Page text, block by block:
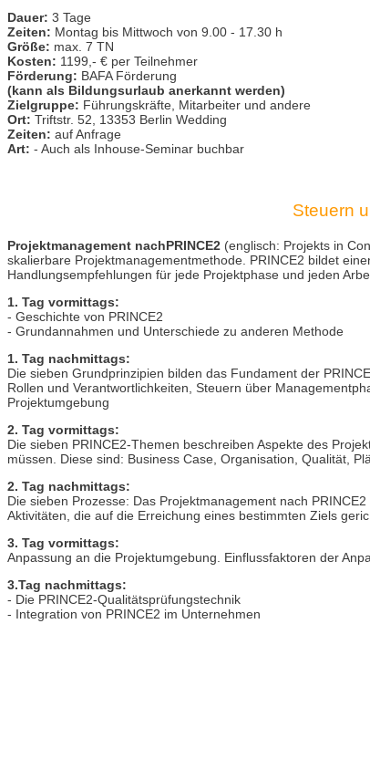
Dauer: 3 Tage
Zeiten: Montag bis Mittwoch von 9.00 - 17.30 h
Größe: max. 7 TN
Kosten: 1199,- € per Teilnehmer
Förderung: BAFA Förderung
(kann als Bildungsurlaub anerkannt werden)
Zielgruppe: Führungskräfte, Mitarbeiter und andere
Ort: Triftstr. 52, 13353 Berlin Wedding
Zeiten: auf Anfrage
Art: - Auch als Inhouse-Seminar buchbar
Steuern
Projektmanagement nachPRINCE2 (englisch: Projekts in
skalierbare Projektmanagementmethode. PRINCE2 bildet
Handlungsempfehlungen für jede Projektphase und jeden
1. Tag vormittags:
- Geschichte von PRINCE2
- Grundannahmen und Unterschiede zu anderen Methode
1. Tag nachmittags:
Die sieben Grundprinzipien bilden das Fundament der
Rollen und Verantwortlichkeiten, Steuern über
Projektumgebung
2. Tag vormittags:
Die sieben PRINCE2-Themen beschreiben Aspekte des
müssen. Diese sind: Business Case, Organisation, Qualität,
2. Tag nachmittags:
Die sieben Prozesse: Das Projektmanagement nach
Aktivitäten, die auf die Erreichung eines bestimmten Ziels
3. Tag vormittags:
Anpassung an die Projektumgebung. Einflussfaktoren der
3.Tag nachmittags:
- Die PRINCE2-Qualitätsprüfungstechnik
- Integration von PRINCE2 im Unternehmen